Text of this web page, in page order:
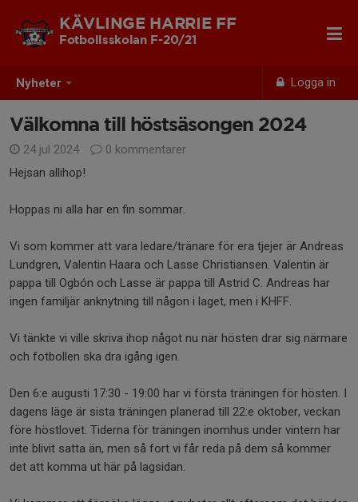
Nyheter Logga in
KÄVLINGE HARRIE FF
Fotbollsskolan F-20/21
Välkomna till höstsäsongen 2024
24 jul 2024
0 kommentarer
Hejsan allihop!
Hoppas ni alla har en fin sommar.
Vi som kommer att vara ledare/tränare för era tjejer är Andreas
Lundgren, Valentin Haara och Lasse Christiansen. Valentin är
pappa till Ogbón och Lasse är pappa till Astrid C. Andreas har
ingen familjär anknytning till någon i laget, men i KHFF.
Vi tänkte vi ville skriva ihop något nu när hösten drar sig närmare
och fotbollen ska dra igång igen.
Den 6:e augusti 17:30 - 19:00 har vi första träningen för hösten. I
dagens läge är sista träningen planerad till 22:e oktober, veckan
före höstlovet. Tiderna för träningen inomhus under vintern har
inte blivit satta än, men så fort vi får reda på dem så kommer
det att komma ut här på lagsidan.